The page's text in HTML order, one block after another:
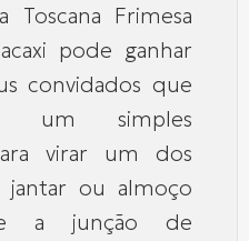
Toscana Frimesa
pode ganhar
convidados que
um simples
virar um dos
jantar ou almoço
a junção de